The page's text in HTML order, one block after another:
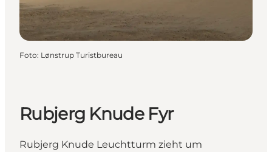
Foto: Lønstrup Turistbureau
Rubjerg Knude Fyr
Rubjerg Knude Leuchtturm zieht um